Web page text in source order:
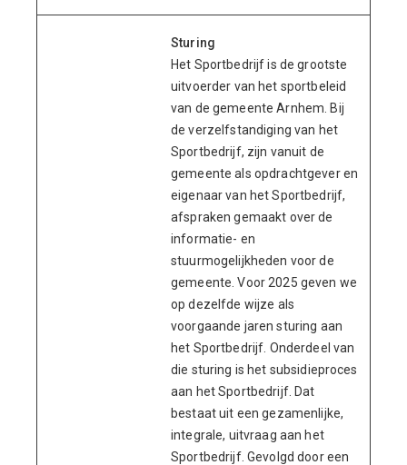
Sturing
Het Sportbedrijf is de grootste
uitvoerder van het sportbeleid
van de gemeente Arnhem. Bij
de verzelfstandiging van het
Sportbedrijf, zijn vanuit de
gemeente als opdrachtgever en
eigenaar van het Sportbedrijf,
afspraken gemaakt over de
informatie- en
stuurmogelijkheden voor de
gemeente. Voor 2025 geven we
op dezelfde wijze als
voorgaande jaren sturing aan
het Sportbedrijf. Onderdeel van
die sturing is het subsidieproces
aan het Sportbedrijf. Dat
bestaat uit een gezamenlijke,
integrale, uitvraag aan het
Sportbedrijf. Gevolgd door een